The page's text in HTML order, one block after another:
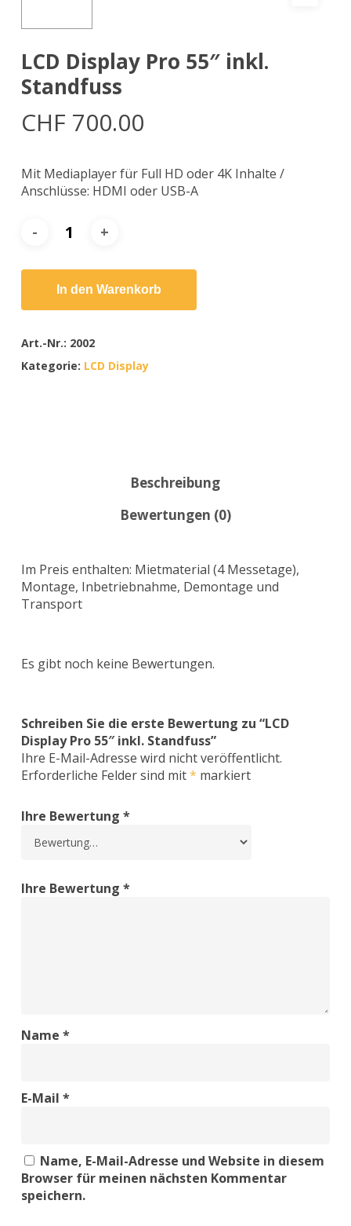
LCD Display Pro 55″ inkl.
Standfuss
CHF 700.00
Mit Mediaplayer für Full HD oder 4K Inhalte /
Anschlüsse: HDMI oder USB-A
In den Warenkorb
Art.-Nr.: 2002
Kategorie: LCD Display
Beschreibung
Bewertungen (0)
Im Preis enthalten: Mietmaterial (4 Messetage),
Montage, Inbetriebnahme, Demontage und
Transport
Es gibt noch keine Bewertungen.
Schreiben Sie die erste Bewertung zu “LCD
Display Pro 55″ inkl. Standfuss”
Ihre E-Mail-Adresse wird nicht veröffentlicht.
Erforderliche Felder sind mit* markiert
Ihre Bewertung *
Ihre Bewertung *
Name *
E-Mail *
Name, E-Mail-Adresse und Website in diesem
Browser für meinen nächsten Kommentar
speichern.